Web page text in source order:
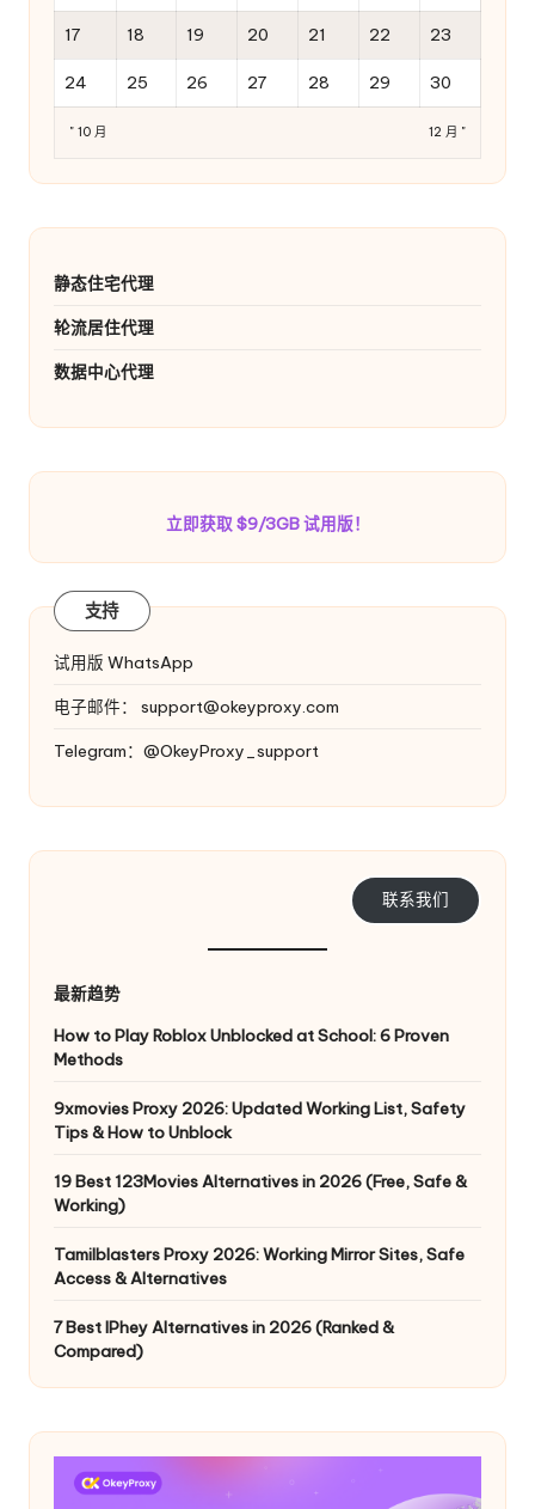
17 18 19 20 21 22 23
24 25 26 27 28 29 30
" 10 月 12 月 "
静态住宅代理
轮流居住代理
数据中心代理
立即获取 $9/3GB 试用版！
支持
试用版 WhatsApp
电子邮件： support@okeyproxy.com
Telegram：@OkeyProxy_support
联系我们
最新趋势
How to Play Roblox Unblocked at School: 6 Proven
Methods
9xmovies Proxy 2026: Updated Working List, Safety
Tips & How to Unblock
19 Best 123Movies Alternatives in 2026 (Free, Safe &
Working)
Tamilblasters Proxy 2026: Working Mirror Sites, Safe
Access & Alternatives
7 Best IPhey Alternatives in 2026 (Ranked &
Compared)